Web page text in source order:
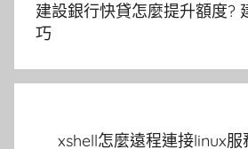
導
覽
建設銀行快貸怎麼提升額度?
巧
xshell怎麼遠程連接linux